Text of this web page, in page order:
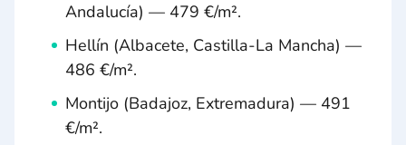
Andalucía) — 479 €/m².
Hellín (Albacete, Castilla-La Mancha) —
486 €/m².
Montijo (Badajoz, Extremadura) — 491
€/m².